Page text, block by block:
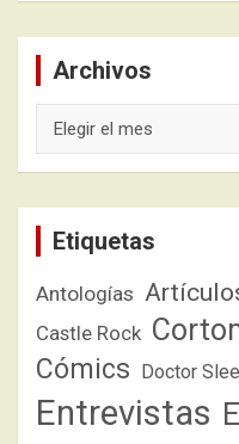
Archivos
Etiquetas
Antologías
Castle Rock
Cómics Doctor
Entrevistas